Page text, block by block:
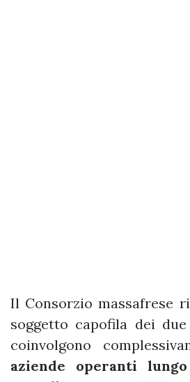
Il Consorzio massafrese
soggetto capofila dei
coinvolgono
aziende operanti